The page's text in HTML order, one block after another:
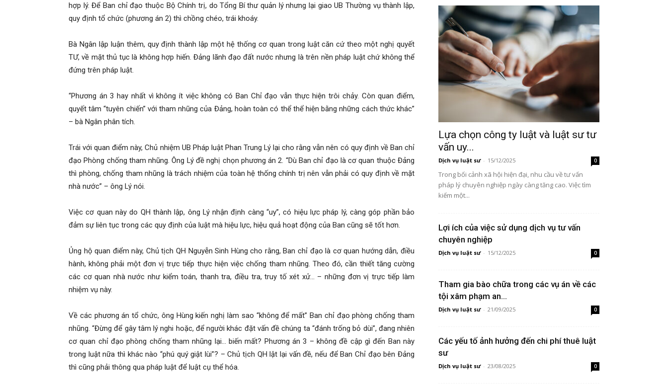
hợp lý. Để Ban chỉ đạo thuộc Bộ Chính trị, do Tổng Bí thư quản lý nhưng lại giao UB Thường vụ thành lập,
quy định tổ chức (phương án 2) thì chồng chéo, trái khoáy.
Bà Ngân lập luận thêm, quy định thành lập một hệ thống cơ quan trong luật căn cứ theo một nghị quyết
TƯ, về mặt thủ tục là không hợp hiến. Đảng lãnh đạo đất nước nhưng là trên nền pháp luật chứ không thể
đứng trên pháp luật.
“Phương án 3 hay nhất vì không ít việc không có Ban Chỉ đạo vẫn thực hiện trôi chảy. Còn quan điểm,
quyết tâm “tuyên chiến” với tham nhũng của Đảng, hoàn toàn có thể thể hiện bằng những cách thức khác”
– bà Ngân phân tích.
Trái với quan điểm này, Chủ nhiệm UB Pháp luật Phan Trung Lý lại cho rằng vẫn nên có quy định về Ban chỉ
đạo Phòng chống tham nhũng. Ông Lý đề nghị chọn phương án 2. “Dù Ban chỉ đạo là cơ quan thuộc Đảng
thì phòng, chống tham nhũng là trách nhiệm của toàn hệ thống chính trị nên vẫn phải có quy định về mặt
nhà nước” – ông Lý nói.
Việc cơ quan này do QH thành lập, ông Lý nhận định càng “uy”, có hiệu lực pháp lý, càng góp phần bảo
đảm sự liên tục trong các quy định của luật mà hiệu lực, hiệu quả hoạt động của Ban cũng sẽ tốt hơn.
Ủng hộ quan điểm này, Chủ tịch QH Nguyễn Sinh Hùng cho rằng, Ban chỉ đạo là cơ quan hướng dẫn, điều
hành, không phải một đơn vị trực tiếp thực hiện việc chống tham nhũng. Theo đó, cần thiết tăng cường
các cơ quan nhà nước như kiểm toán, thanh tra, điều tra, truy tố xét xử… – những đơn vị trực tiếp làm
nhiệm vụ này.
Về các phương án tổ chức, ông Hùng kiến nghị làm sao “không để mất” Ban chỉ đạo phòng chống tham
nhũng. “Đừng để gây tâm lý nghi hoặc, để người khác đặt vấn đề chúng ta “đánh trống bỏ dùi”, đang nhiên
cơ quan chỉ đạo phòng chống tham nhũng lại… biến mất? Phương án 3 – không đề cập gì đến Ban này
trong luật nữa thì khác nào “phú quý giật lùi”? – Chủ tịch QH lật lại vấn đề, nếu để Ban Chỉ đạo bên Đảng
thì cũng phải thông qua pháp luật để luật cụ thể hóa.
Lựa chọn công ty luật và luật sư tư
vấn uy...
Dịch vụ luật sư - 15/12/2025 0
Trong bối cảnh xã hội hiện đại, nhu cầu về tư vấn
pháp lý chuyên nghiệp ngày càng tăng cao. Việc tìm
kiếm một...
Lợi ích của việc sử dụng dịch vụ tư vấn
chuyên nghiệp
Dịch vụ luật sư - 15/12/2025 0
Tham gia bào chữa trong các vụ án về các
tội xâm phạm an...
Dịch vụ luật sư - 21/09/2025 0
Các yếu tố ảnh hưởng đến chi phí thuê luật
sư
Dịch vụ luật sư - 23/08/2025 0